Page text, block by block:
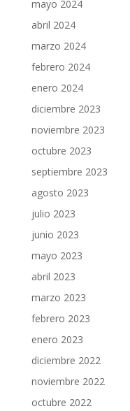
mayo 2024
abril 2024
marzo 2024
febrero 2024
enero 2024
diciembre 2023
noviembre 2023
octubre 2023
septiembre 2023
agosto 2023
julio 2023
junio 2023
mayo 2023
abril 2023
marzo 2023
febrero 2023
enero 2023
diciembre 2022
noviembre 2022
octubre 2022